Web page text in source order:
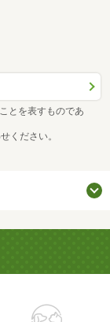
とを表すものであ
ください。